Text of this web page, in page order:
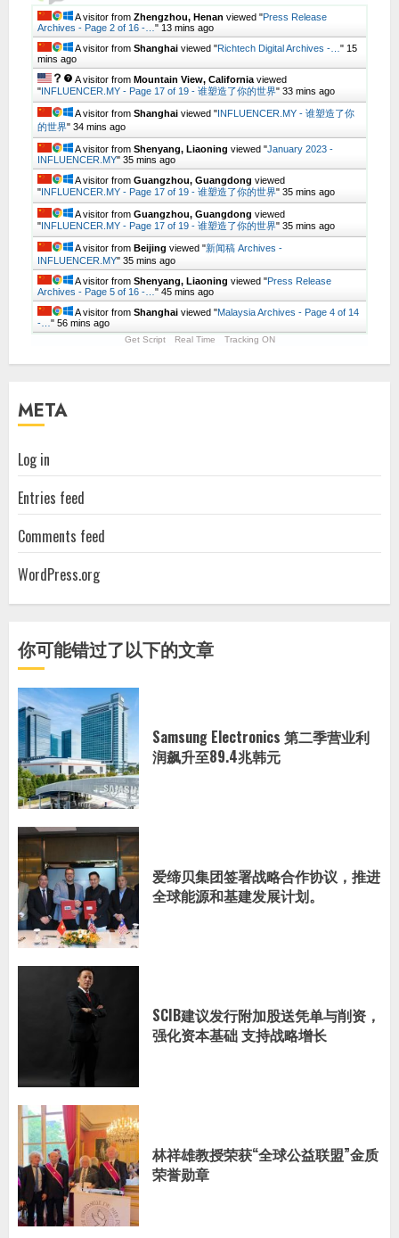
A visitor from Zhengzhou, Henan viewed "Press Release
Archives - Page 2 of 16 -… " 13 mins ago
A visitor from Shanghai viewed "Richtech Digital Archives -… " 15
mins ago
A visitor from Mountain View, California viewed
"INFLUENCER.MY - Page 17 of 19 - 谁塑造了你的世界" 33 mins ago
A visitor from Shanghai viewed "INFLUENCER.MY - 谁塑造了你
的世界" 34 mins ago
A visitor from Shenyang, Liaoning viewed "January 2023 -
INFLUENCER.MY" 35 mins ago
A visitor from Guangzhou, Guangdong viewed
"INFLUENCER.MY - Page 17 of 19 - 谁塑造了你的世界" 35 mins ago
A visitor from Guangzhou, Guangdong viewed
"INFLUENCER.MY - Page 17 of 19 - 谁塑造了你的世界" 35 mins ago
A visitor from Beijing viewed "新闻稿 Archives -
INFLUENCER.MY" 35 mins ago
A visitor from Shenyang, Liaoning viewed "Press Release
Archives - Page 5 of 16 -… " 45 mins ago
A visitor from Shanghai viewed "Malaysia Archives - Page 4 of 14
-… " 56 mins ago
Get Script Real Time Tracking ON
META
Log in
Entries feed
Comments feed
WordPress.org
你可能错过了以下的文章
Samsung Electronics 第二季营业利
润飙升至89.4兆韩元
爱缔贝集团签署战略合作协议，推进
全球能源和基建发展计划。
SCIB建议发行附加股送凭单与削资，
强化资本基础 支持战略增长
林祥雄教授荣获“全球公益联盟”金质
荣誉勋章